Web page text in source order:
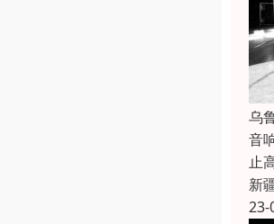
乌
音
止
新
23-